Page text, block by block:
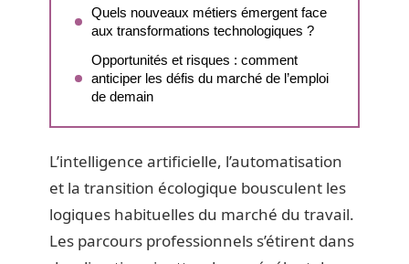
Quels nouveaux métiers émergent face
aux transformations technologiques ?
Opportunités et risques : comment
anticiper les défis du marché de l’emploi
de demain
L’intelligence artificielle, l’automatisation
et la transition écologique bousculent les
logiques habituelles du marché du travail.
Les parcours professionnels s’étirent dans